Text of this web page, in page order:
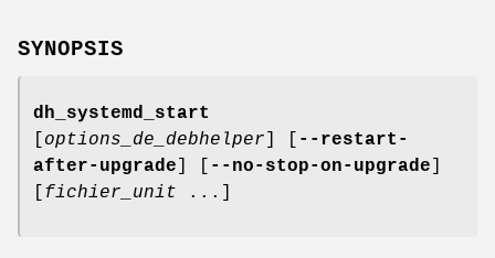
SYNOPSIS
dh_systemd_start
options_de_debhelper
--restart-
after-upgrade
--no-stop-on-upgrade
fichier_unit ...]